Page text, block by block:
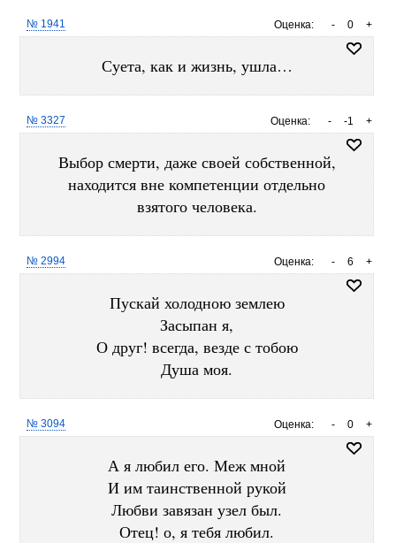
Оценка: +
0
-
№ 1941
Суета, как и жизнь, ушла…
Оценка: +
-1
-
№ 3327
Выбор смерти, даже своей собственной,
находится вне компетенции отдельно
взятого человека.
Оценка: +
6
-
№ 2994
Пускай холодною землею
Засыпан я,
О друг! всегда, везде с тобою
Душа моя.
Оценка: +
0
-
№ 3094
А я любил его. Меж мной
И им таинственной рукой
Любви завязан узел был.
Отец! о, я тебя любил.